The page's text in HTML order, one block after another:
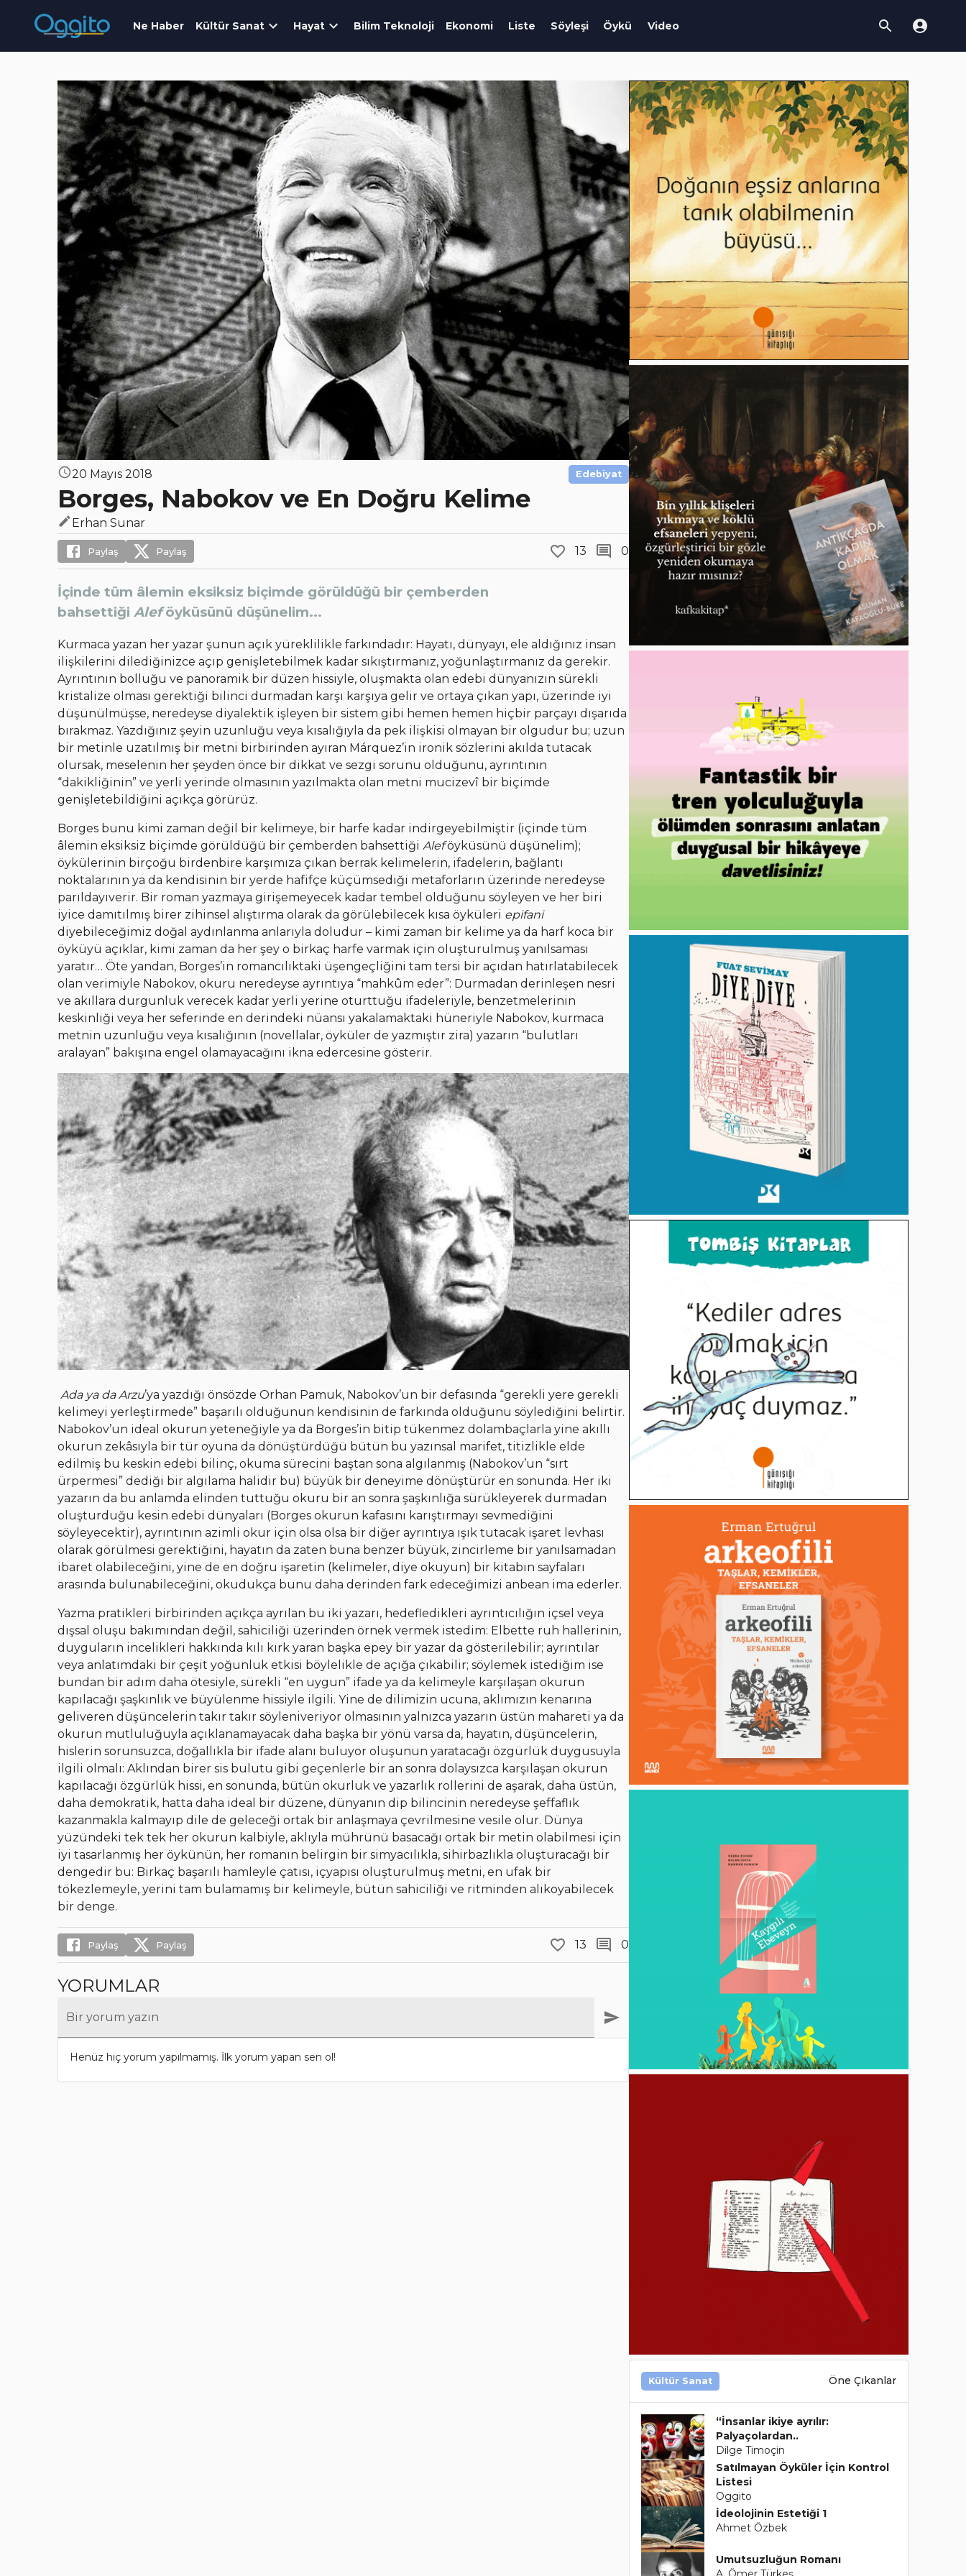
Ne Haber Kültür Sanat Hayat Bilim Teknoloji Ekonomi Liste Söyleşi Öykü Video
20 Mayıs 2018 Edebiyat
Borges, Nabokov ve En Doğru Kelime
Erhan Sunar
Paylaş Paylaş 13 0
İçinde tüm âlemin eksiksiz biçimde görüldüğü bir çemberden
bahsettiği Aleföyküsünü düşünelim...
Kurmaca yazan her yazar şunun açık yüreklilikle farkındadır: Hayatı, dünyayı, ele aldığınız insan
ilişkilerini dilediğinizce açıp genişletebilmek kadar sıkıştırmanız, yoğunlaştırmanız da gerekir.
Ayrıntının bolluğu ve panoramik bir düzen hissiyle, oluşmakta olan edebi dünyanızın sürekli
kristalize olması gerektiği bilinci durmadan karşı karşıya gelir ve ortaya çıkan yapı, üzerinde iyi
düşünülmüşse, neredeyse diyalektik işleyen bir sistem gibi hemen hemen hiçbir parçayı dışarıda
bırakmaz. Yazdığınız şeyin uzunluğu veya kısalığıyla da pek ilişkisi olmayan bir olgudur bu; uzun
bir metinle uzatılmış bir metni birbirinden ayıran Márquez’in ironik sözlerini akılda tutacak
olursak, meselenin her şeyden önce bir dikkat ve sezgi sorunu olduğunu, ayrıntının
“dakikliğinin” ve yerli yerinde olmasının yazılmakta olan metni mucizevî bir biçimde
genişletebildiğini açıkça görürüz.
Borges bunu kimi zaman değil bir kelimeye, bir harfe kadar indirgeyebilmiştir (içinde tüm
âlemin eksiksiz biçimde görüldüğü bir çemberden bahsettiği Aleföyküsünü düşünelim);
öykülerinin birçoğu birdenbire karşımıza çıkan berrak kelimelerin, ifadelerin, bağlantı
noktalarının ya da kendisinin bir yerde hafifçe küçümsediği metaforların üzerinde neredeyse
parıldayıverir. Bir roman yazmaya girişemeyecek kadar tembel olduğunu söyleyen ve her biri
iyice damıtılmış birer zihinsel alıştırma olarak da görülebilecek kısa öyküleri epifani
diyebileceğimiz doğal aydınlanma anlarıyla doludur – kimi zaman bir kelime ya da harf koca bir
öyküyü açıklar, kimi zaman da her şey o birkaç harfe varmak için oluşturulmuş yanılsaması
yaratır… Öte yandan, Borges’in romancılıktaki üşengeçliğini tam tersi bir açıdan hatırlatabilecek
olan verimiyle Nabokov, okuru neredeyse ayrıntıya “mahkûm eder”: Durmadan derinleşen nesri
ve akıllara durgunluk verecek kadar yerli yerine oturttuğu ifadeleriyle, benzetmelerinin
keskinliği veya her seferinde en derindeki nüansı yakalamaktaki hüneriyle Nabokov, kurmaca
metnin uzunluğu veya kısalığının (novellalar, öyküler de yazmıştır zira) yazarın “bulutları
aralayan” bakışına engel olamayacağını ikna edercesine gösterir.
Ada ya da Arzu’ya yazdığı önsözde Orhan Pamuk, Nabokov’un bir defasında “gerekli yere gerekli
kelimeyi yerleştirmede” başarılı olduğunun kendisinin de farkında olduğunu söylediğini belirtir.
Nabokov’un ideal okurun yeteneğiyle ya da Borges’in bitip tükenmez dolambaçlarla yine akıllı
okurun zekâsıyla bir tür oyuna da dönüştürdüğü bütün bu yazınsal marifet, titizlikle elde
edilmiş bu keskin edebi bilinç, okuma sürecini baştan sona algılanmış (Nabokov’un “sırt
ürpermesi” dediği bir algılama halidir bu) büyük bir deneyime dönüştürür en sonunda. Her iki
yazarın da bu anlamda elinden tuttuğu okuru bir an sonra şaşkınlığa sürükleyerek durmadan
oluşturduğu kesin edebi dünyaları (Borges okurun kafasını karıştırmayı sevmediğini
söyleyecektir), ayrıntının azimli okur için olsa olsa bir diğer ayrıntıya ışık tutacak işaret levhası
olarak görülmesi gerektiğini, hayatın da zaten buna benzer büyük, zincirleme bir yanılsamadan
ibaret olabileceğini, yine de en doğru işaretin (kelimeler, diye okuyun) bir kitabın sayfaları
arasında bulunabileceğini, okudukça bunu daha derinden fark edeceğimizi anbean ima ederler.
Yazma pratikleri birbirinden açıkça ayrılan bu iki yazarı, hedefledikleri ayrıntıcılığın içsel veya
dışsal oluşu bakımından değil, sahiciliği üzerinden örnek vermek istedim: Elbette ruh hallerinin,
duyguların incelikleri hakkında kılı kırk yaran başka epey bir yazar da gösterilebilir; ayrıntılar
veya anlatımdaki bir çeşit yoğunluk etkisi böylelikle de açığa çıkabilir; söylemek istediğim ise
bundan bir adım daha ötesiyle, sürekli “en uygun” ifade ya da kelimeyle karşılaşan okurun
kapılacağı şaşkınlık ve büyülenme hissiyle ilgili. Yine de dilimizin ucuna, aklımızın kenarına
geliveren düşüncelerin takır takır söyleniveriyor olmasının yalnızca yazarın üstün mahareti ya da
okurun mutluluğuyla açıklanamayacak daha başka bir yönü varsa da, hayatın, düşüncelerin,
hislerin sorunsuzca, doğallıkla bir ifade alanı buluyor oluşunun yaratacağı özgürlük duygusuyla
ilgili olmalı: Aklından birer sis bulutu gibi geçenlerle bir an sonra dolaysızca karşılaşan okurun
kapılacağı özgürlük hissi, en sonunda, bütün okurluk ve yazarlık rollerini de aşarak, daha üstün,
daha demokratik, hatta daha ideal bir düzene, dünyanın dip bilincinin neredeyse şeffaflık
kazanmakla kalmayıp dile de geleceği ortak bir anlaşmaya çevrilmesine vesile olur. Dünya
yüzündeki tek tek her okurun kalbiyle, aklıyla mührünü basacağı ortak bir metin olabilmesi için
iyi tasarlanmış her öykünün, her romanın belirgin bir simyacılıkla, sihirbazlıkla oluşturacağı bir
dengedir bu: Birkaç başarılı hamleyle çatısı, içyapısı oluşturulmuş metni, en ufak bir
tökezlemeyle, yerini tam bulamamış bir kelimeyle, bütün sahiciliği ve ritminden alıkoyabilecek
bir denge.
Paylaş Paylaş 13 0
YORUMLAR
Bir yorum yazın
Henüz hiç yorum yapılmamış. İlk yorum yapan sen ol!
Kültür Sanat Öne Çıkanlar
“İnsanlar ikiye ayrılır:
Palyaçolardan..
Dilge Timoçin
Satılmayan Öyküler İçin Kontrol
Listesi
Oggito
İdeolojinin Estetiği 1
Ahmet Özbek
Umutsuzluğun Romanı